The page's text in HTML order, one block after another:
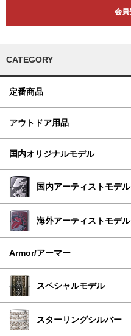
CATEGORY
定番商品
アウトドア用品
国内オリジナルモデル
国内アーティストモデル
海外アーティストモデル
Armor/アーマー
スペシャルモデル
スターリングシルバー